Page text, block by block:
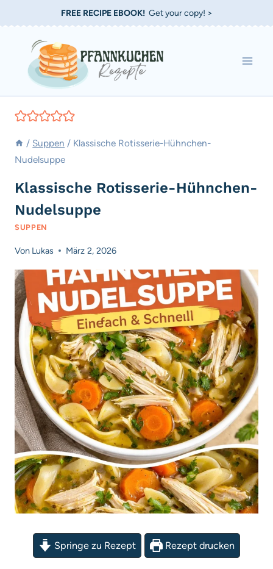
Inhalt
springen
FREE RECIPE EBOOK!Get your copy! >
/ Suppen / Klassische Rotisserie-Hühnchen-
Nudelsuppe
Klassische Rotisserie-Hühnchen-
Nudelsuppe
SUPPEN
Von Lukas März 2, 2026
Springe zu Rezept Rezept drucken